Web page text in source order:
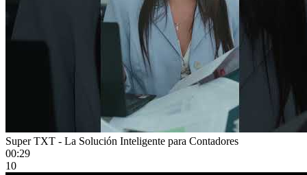
Super TXT - La Solución Inteligente para Contadores
00:29
10